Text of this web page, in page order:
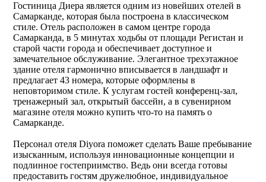
Гостиница Диера является одним из новейших отелей в
Самарканде, которая была построена в классическом
стиле. Отель расположен в самом центре города
Самарканда, в 5 минутах ходьбы от площади Регистан и
старой части города и обеспечивает доступное и
замечательное обслуживание. Элегантное трехэтажное
здание отеля гармонично вписывается в ландшафт и
предлагает 43 номера, которые оформлены в
неповторимом стиле. К услугам гостей конференц-зал,
тренажерный зал, открытый бассейн, а в сувенирном
магазине отеля можно купить что-то на память о
Самарканде.
Персонал отеля Diyora поможет сделать Ваше пребывание
изысканным, используя инновационные концепции и
подлинное гостеприимство. Ведь они всегда готовы
предоставить гостям дружелюбное, индивидуальное